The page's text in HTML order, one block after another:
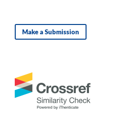
Make a Submission